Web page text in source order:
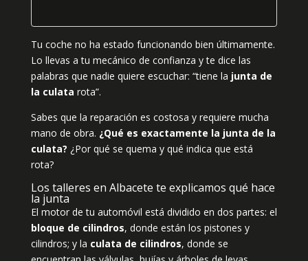
Tu coche no ha estado funcionando bien últimamente.
Lo llevas a tu mecánico de confianza y te dice las
palabras que nadie quiere escuchar: “tiene la junta de
la culata rota”.
Sabes que la reparación es costosa y requiere mucha
mano de obra. ¿Qué es exactamente la junta de la
culata? ¿Por qué se quema y qué indica que está
rota?
Los talleres en Albacete te explicamos qué hace
la junta
El motor de tu automóvil está dividido en dos partes: el
bloque de cilindros, donde están los pistones y
cilindros; y la culata de cilindros, donde se